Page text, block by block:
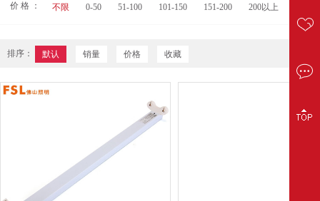
价 格 ： 不限 0-50 51-100 101-150 151-200 200以上
排序： 默认 销量 价格 收藏